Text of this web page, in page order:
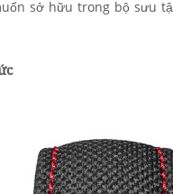
sở hữu trong bộ sưu